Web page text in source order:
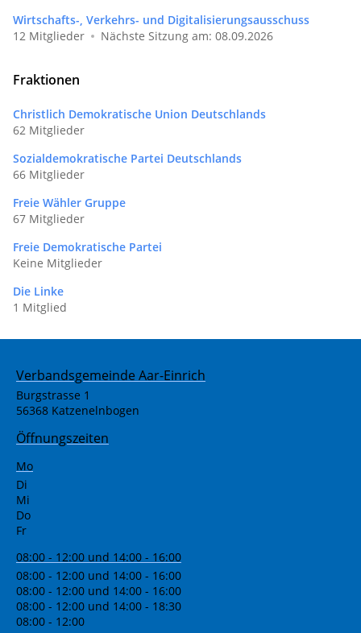
Wirtschafts-, Verkehrs- und Digitalisierungsausschuss
12 Mitglieder
Nächste Sitzung am: 08.09.2026
Fraktionen
Christlich Demokratische Union Deutschlands
62 Mitglieder
Sozialdemokratische Partei Deutschlands
66 Mitglieder
Freie Wähler Gruppe
67 Mitglieder
Freie Demokratische Partei
Keine Mitglieder
Die Linke
1 Mitglied
Verbandsgemeinde Aar-Einrich
Burgstrasse 1
56368 Katzenelnbogen
Öffnungszeiten
Mo
Di
Mi
Do
Fr
08:00 - 12:00 und 14:00 - 16:00
08:00 - 12:00 und 14:00 - 16:00
08:00 - 12:00 und 14:00 - 16:00
08:00 - 12:00 und 14:00 - 18:30
08:00 - 12:00